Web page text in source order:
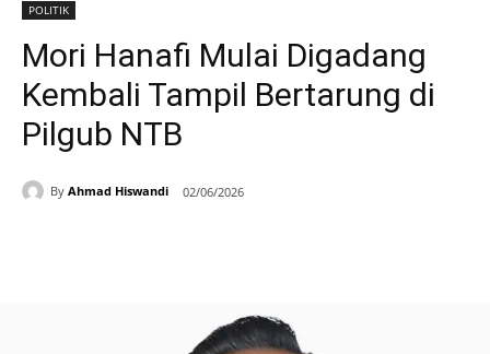
POLITIK
Mori Hanafi Mulai Digadang
Kembali Tampil Bertarung di
Pilgub NTB
By Ahmad Hiswandi 02/06/2026